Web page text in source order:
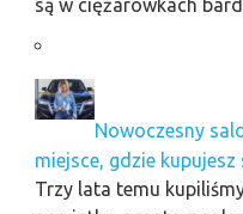
są w ciężarówkach
Nowoczesny
miejsce, gdzie
Trzy lata temu